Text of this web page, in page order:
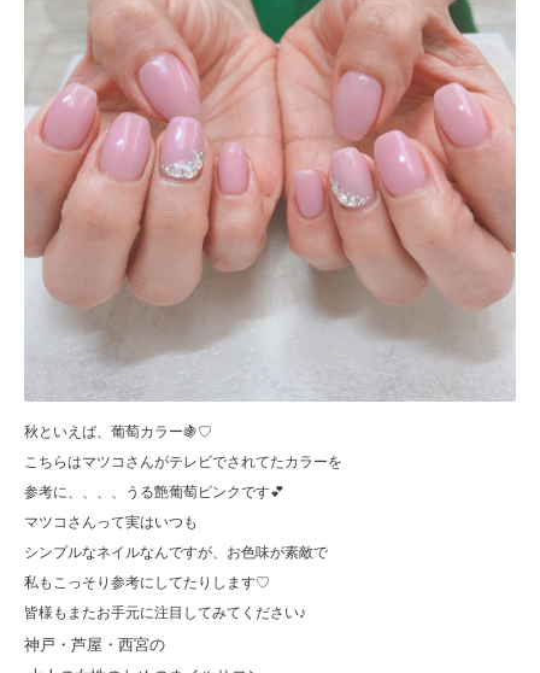
秋といえば、葡萄カラー🍇♡
こちらはマツコさんがテレビでされてたカラーを
参考に、、、、うる艶葡萄ピンクです💕
マツコさんって実はいつも
シンプルなネイルなんですが、お色味が素敵で
私もこっそり参考にしてたりします♡
皆様もまたお手元に注目してみてください♪
神戸・芦屋・西宮の